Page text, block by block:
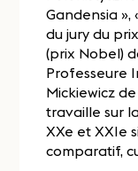
Gandensia »,
du jury du
(prix Nobel)
Professeure
Mickiewicz
travaille sur
XXe et XXIe
comparatif,